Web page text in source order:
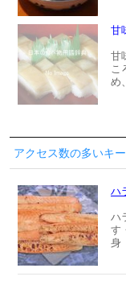
甘
甘
こ
め
アクセス数の多いキ
ハ
ハ
す
身